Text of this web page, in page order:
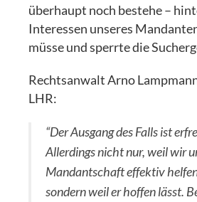
überhaupt noch bestehe –
Interessen unseres
müsse und sperrte die
Rechtsanwalt Arno
LHR:
“Der Ausgang des Falls ist
Allerdings nicht nur, weil wir
Mandantschaft effektiv
sondern weil er hoffen lässt.